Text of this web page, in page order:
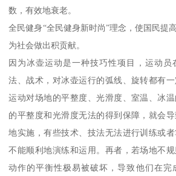
数，有效地衰老。
全民健身“全民健身新时尚”理念，使国民提
为社会做出积贡献。
因为冰壶运动是一种技巧性项目，运动员
法、战术，对冰壶运行的弧线、旋转都有
运动对场地的平整度、光滑度、室温、冰
的平整度和光滑度无法的得到保障，就会
地实施，有些技术、技法无法进行训练或
不能顺利地演练和运用。再者，若场地不
动作的平衡性极易被破坏，导致他们在完